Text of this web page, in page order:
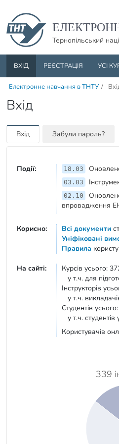
Тернопільський
ВХІД РЕЄСТРАЦІЯ УСІ
Електронне навчання в ТНТУ /
Вхід
Вхід Забули пароль?
Події: 18.03
03.03
02.10
впровадження
Корисно: Всі документи
Уніфіковані
Правила
На сайті:
Курсів усього:
у т.ч. для
Інструкторів
у т.ч.
Студентів
у т.ч.
Користувачів
339